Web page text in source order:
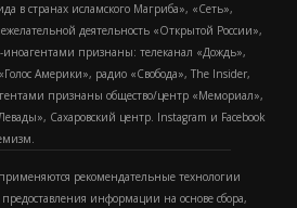
в странах исламского Магриба», «Сеть»,
деятельность «Открытой России»,
признаны: телеканал «Дождь»,
Америки», радио «Свобода», The Insider,
признаны общество/центр «Мемориал»,
Сахаровский центр. Instagram и Facebook
рекомендательные технологии
информации на основе сбора,